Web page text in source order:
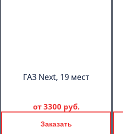
ГАЗ Next, 19 мест
от 3300 руб.
Заказать